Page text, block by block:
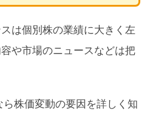
は個別株の業績に大きく左
や市場のニュースなどは把
ら株価変動の要因を詳しく知